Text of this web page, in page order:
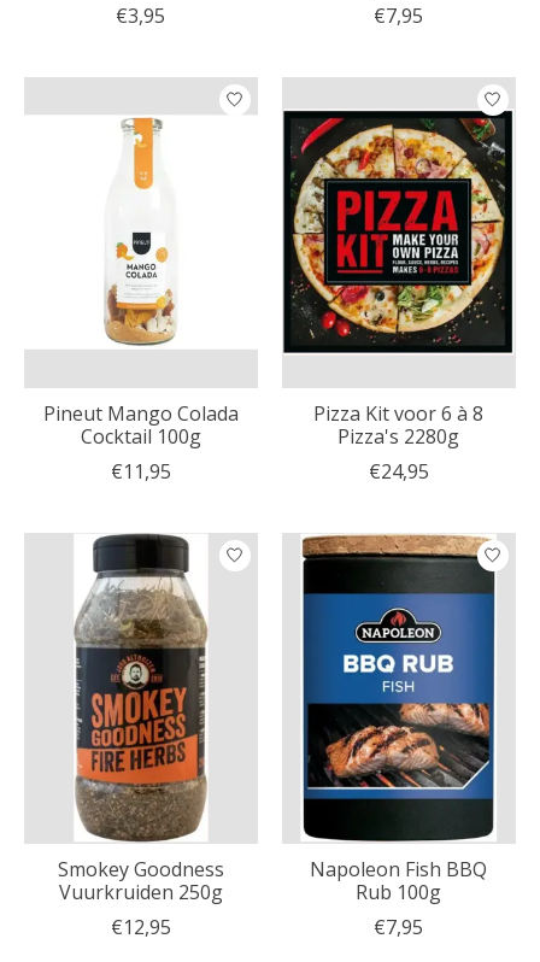
€3,95
€7,95
Pineut Mango Colada
Cocktail 100g
€11,95
Pizza Kit voor 6 à 8
Pizza's 2280g
€24,95
Smokey Goodness
Vuurkruiden 250g
€12,95
Napoleon Fish BBQ
Rub 100g
€7,95